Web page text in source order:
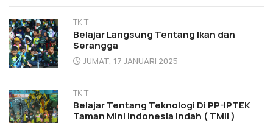
TKIT
Belajar Langsung Tentang Ikan dan
Serangga
JUMAT, 17 JANUARI 2025
TKIT
Belajar Tentang Teknologi Di PP-IPTEK
Taman Mini Indonesia Indah ( TMII )